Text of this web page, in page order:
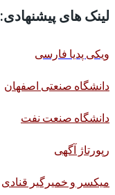
لینک های پیشنهادی:
ویکی پدیا فارسی
دانشگاه صنعتی اصفهان
دانشگاه صنعت نفت
رپورتاژ آگهی
میکسر و خمیرگیر قنادی